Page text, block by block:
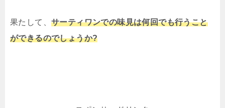
果たして、 サーティワンでの味見は何回でも行うこと
ができるのでしょうか?